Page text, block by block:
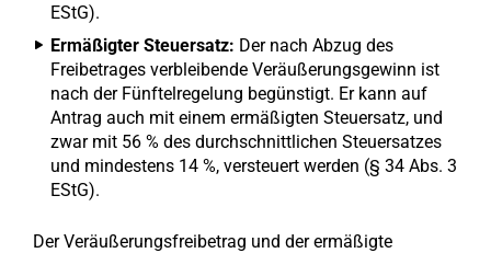
EStG).
Ermäßigter Steuersatz: Der nach Abzug des
Freibetrages verbleibende Veräußerungsgewinn ist
nach der Fünftelregelung begünstigt. Er kann auf
Antrag auch mit einem ermäßigten Steuersatz, und
zwar mit 56 % des durchschnittlichen Steuersatzes
und mindestens 14 %, versteuert werden (§ 34 Abs. 3
EStG).
Der Veräußerungsfreibetrag und der ermäßigte